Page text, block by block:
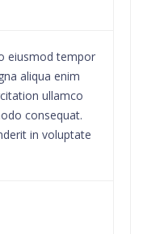
eiusmod tempor
aliqua enim
ullamco
consequat.
in voluptate